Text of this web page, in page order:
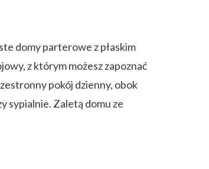
domy parterowe z płaskim
z którym możesz zapoznać
pokój dzienny, obok
sypialnie. Zaletą domu ze